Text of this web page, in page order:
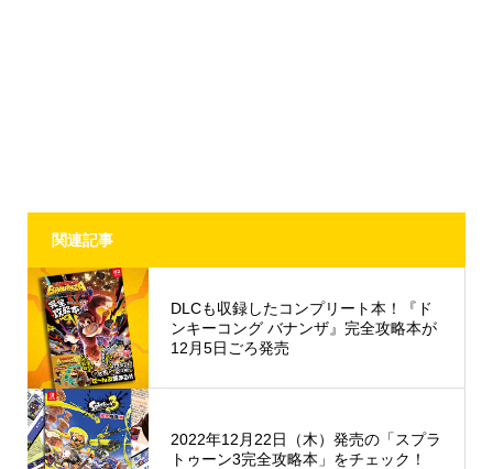
関連記事
DLCも収録したコンプリート本！『ド
ンキーコング バナンザ』完全攻略本が
12月5日ごろ発売
2022年12月22日（木）発売の「スプラ
トゥーン3完全攻略本」をチェック！